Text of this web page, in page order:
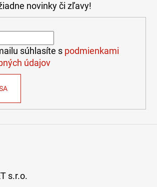
novinky či zľavy!
súhlasíte s podmienkami
údajov
s.r.o.